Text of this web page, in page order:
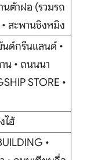
นต้าฝอ (รวมรถ
สะพานชิงหมิง
นด์กรีนแลนด์ •
น • ถนนนา
STORE •
ไฮ้
•